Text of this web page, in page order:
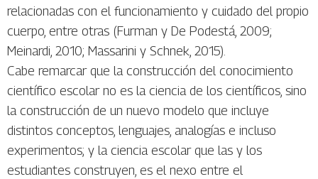
relacionadas con el funcionamiento y cuidado del propio
cuerpo, entre otras (Furman y De Podestá, 2009;
Meinardi, 2010; Massarini y Schnek, 2015).
Cabe remarcar que la construcción del conocimiento
científico escolar no es la ciencia de los científicos, sino
la construcción de un nuevo modelo que incluye
distintos conceptos, lenguajes, analogías e incluso
experimentos; y la ciencia escolar que las y los
estudiantes construyen, es el nexo entre el